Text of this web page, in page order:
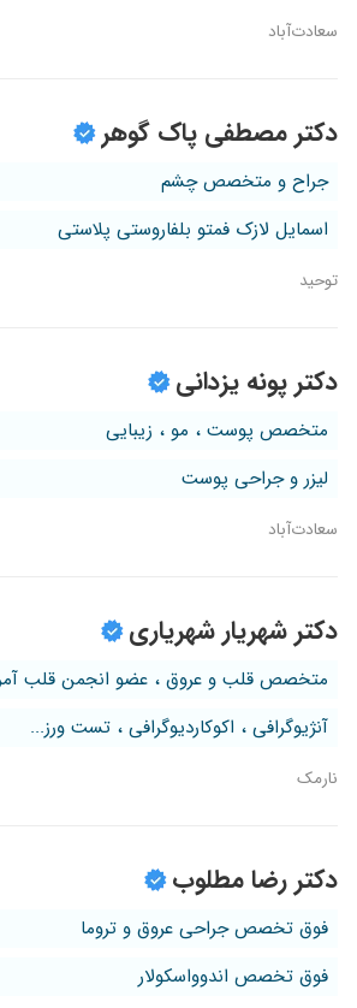
سعادت‌آباد
دکتر مصطفی پاک گوهر
جراح و متخصص چشم
اسمایل لازک فمتو بلفاروستی پلاستی
توحید
دکتر پونه یزدانی
متخصص پوست ، مو ، زیبایی
لیزر و جراحی پوست
سعادت‌آباد
دکتر شهریار شهریاری
متخصص قلب و عروق ، عضو انجمن قلب
آنژیوگرافی ، اکوکاردیوگرافی ، تست ورز...
نارمک
دکتر رضا مطلوب
فوق تخصص جراحی عروق و تروما
فوق تخصص اندوواسکولار